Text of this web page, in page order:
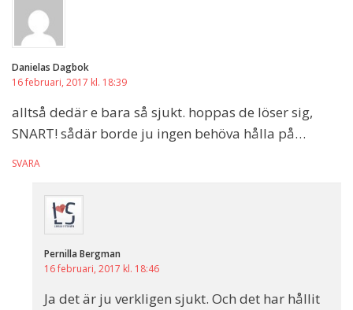
Danielas Dagbok
16 februari, 2017 kl. 18:39
alltså dedär e bara så sjukt. hoppas de löser sig,
SNART! sådär borde ju ingen behöva hålla på…
SVARA
Pernilla Bergman
16 februari, 2017 kl. 18:46
Ja det är ju verkligen sjukt. Och det har hållit